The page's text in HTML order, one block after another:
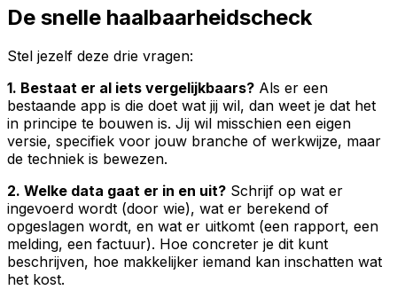
De snelle haalbaarheidscheck
Stel jezelf deze drie vragen:
1. Bestaat er al iets vergelijkbaars? Als er een
bestaande app is die doet wat jij wil, dan weet je dat het
in principe te bouwen is. Jij wil misschien een eigen
versie, specifiek voor jouw branche of werkwijze, maar
de techniek is bewezen.
2. Welke data gaat er in en uit? Schrijf op wat er
ingevoerd wordt (door wie), wat er berekend of
opgeslagen wordt, en wat er uitkomt (een rapport, een
melding, een factuur). Hoe concreter je dit kunt
beschrijven, hoe makkelijker iemand kan inschatten wat
het kost.